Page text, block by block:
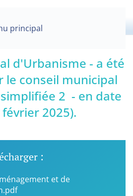
principal
d'Urbanisme - a été
le conseil municipal
2 - en date
2025).
:
et de